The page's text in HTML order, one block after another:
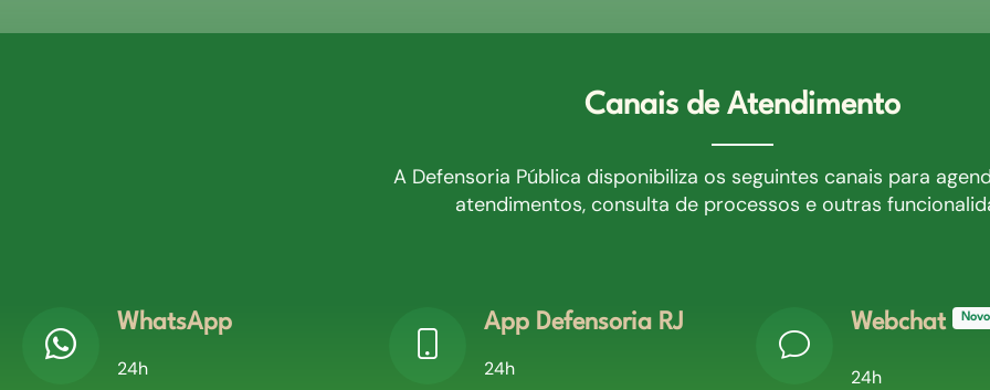
Canais de Atendimento
A Defensoria Pública disponibiliza os seguintes canais para
atendimentos, consulta de processos e outras
WhatsApp
24h
App Defensoria RJ
24h
Webchat Novo
24h